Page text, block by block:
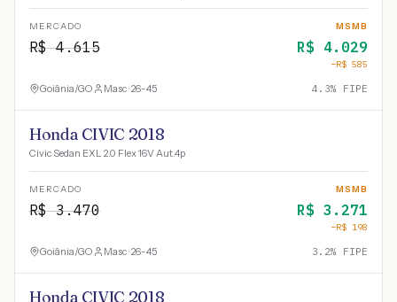
MERCADO
R$4.615
MSMB
R$ 4.029
−R$ 585
Goiânia/GO Masc · 26-45 4.3% FIPE
Honda CIVIC 2018
Civic Sedan EXL 2.0 Flex 16V Aut.4p
MERCADO
R$3.470
MSMB
R$ 3.271
−R$ 198
Goiânia/GO Masc · 26-45 3.2% FIPE
Honda CIVIC 2018